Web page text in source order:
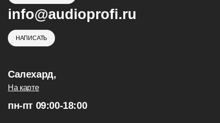
info@audioprofi.ru
НАПИСАТЬ
Салехард,
На карте
пн-пт 09:00-18:00